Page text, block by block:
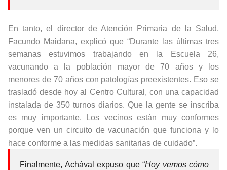
En tanto, el director de Atención Primaria de la Salud,
Facundo Maidana, explicó que “Durante las últimas tres
semanas estuvimos trabajando en la Escuela 26,
vacunando a la población mayor de 70 años y los
menores de 70 años con patologías preexistentes. Eso se
trasladó desde hoy al Centro Cultural, con una capacidad
instalada de 350 turnos diarios. Que la gente se inscriba
es muy importante. Los vecinos están muy conformes
porque ven un circuito de vacunación que funciona y lo
hace conforme a las medidas sanitarias de cuidado”.
Finalmente, Achával expuso que “Hoy vemos cómo